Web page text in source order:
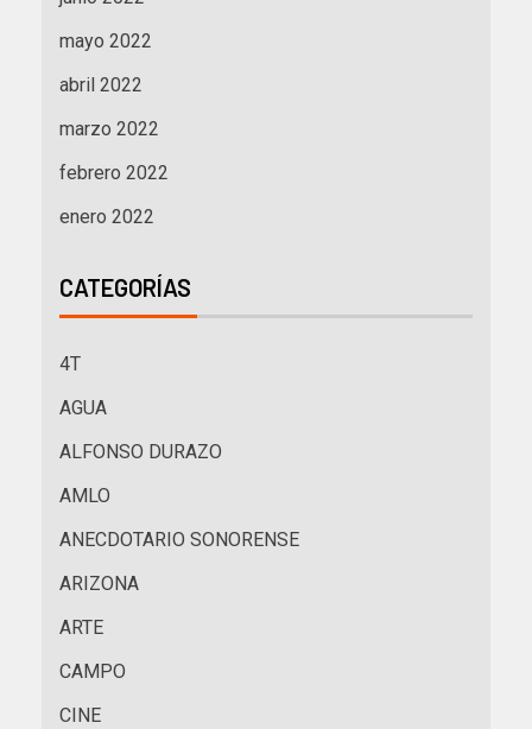
mayo 2022
abril 2022
marzo 2022
febrero 2022
enero 2022
CATEGORÍAS
4T
AGUA
ALFONSO DURAZO
AMLO
ANECDOTARIO SONORENSE
ARIZONA
ARTE
CAMPO
CINE